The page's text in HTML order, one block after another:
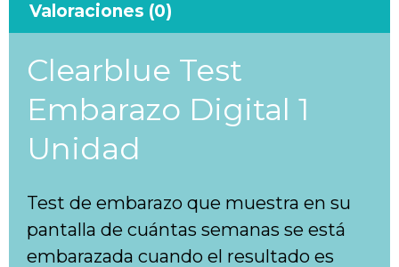
Valoraciones (0)
Clearblue Test
Embarazo Digital 1
Unidad
Test de embarazo que muestra en su
pantalla de cuántas semanas se está
embarazada cuando el resultado es